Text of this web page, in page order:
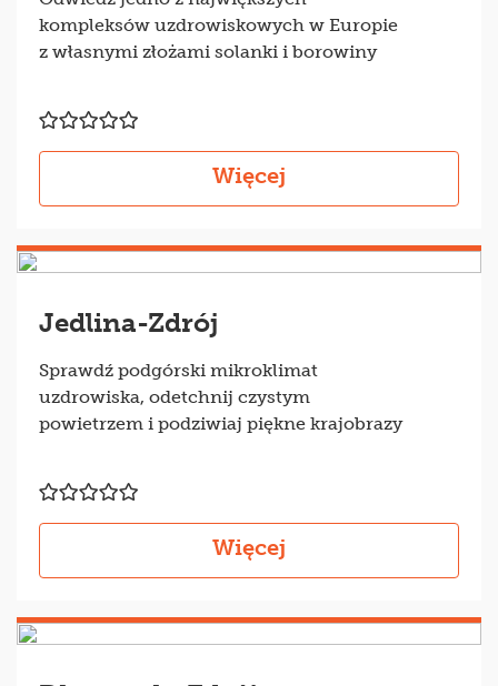
kompleksów uzdrowiskowych w Europie
z własnymi złożami solanki i borowiny
Więcej
Jedlina-Zdrój
Sprawdź podgórski mikroklimat
uzdrowiska, odetchnij czystym
powietrzem i podziwiaj piękne krajobrazy
Więcej